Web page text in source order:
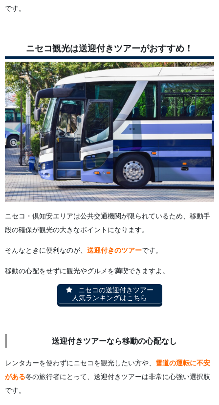
です。
ニセコ観光は送迎付きツアーがおすすめ！
ニセコ・倶知安エリアは公共交通機関が限られているため、移動手
段の確保が観光の大きなポイントになります。
そんなときに便利なのが、 送迎付きのツアーです。
移動の心配をせずに観光やグルメを満喫できますよ。
ニセコの送迎付きツアー
人気ランキングはこちら
送迎付きツアーなら移動の心配なし
レンタカーを使わずにニセコを観光したい方や、 雪道の運転に不安
がある冬の旅行者にとって、送迎付きツアーは非常に心強い選択肢
です。